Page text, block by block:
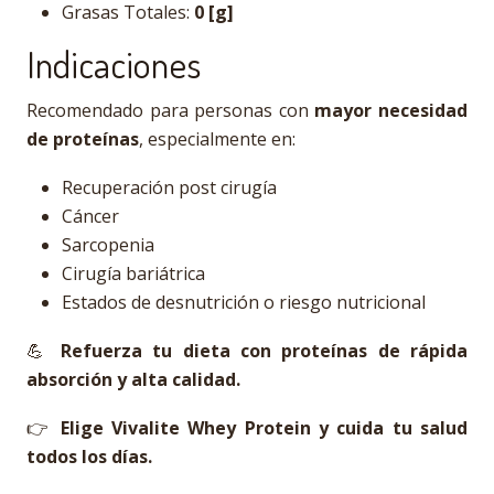
Grasas Totales: 0 [g]
Indicaciones
Recomendado para personas con mayor necesidad
de proteínas, especialmente en:
Recuperación post cirugía
Cáncer
Sarcopenia
Cirugía bariátrica
Estados de desnutrición o riesgo nutricional
💪 Refuerza tu dieta con proteínas de rápida
absorción y alta calidad.
👉 Elige Vivalite Whey Protein y cuida tu salud
todos los días.